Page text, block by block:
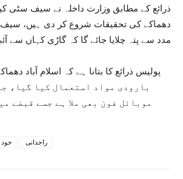
ذرائع کے مطابق وزارت داخلہ نے سیف سٹی
دھماکے کی تحقیقات شروع کر دی ہیں،
مدد سے پتہ چلایا جائے گا کہ گاڑی کہاں سے
بارودی مواد استعمال کیا گیا،
موبائل فون بھی ملا ہے جسے قبضے
راجدانی